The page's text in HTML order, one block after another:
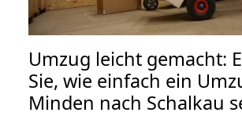
Umzug leicht gemacht:
Sie, wie einfach ein
Minden nach Schalkau